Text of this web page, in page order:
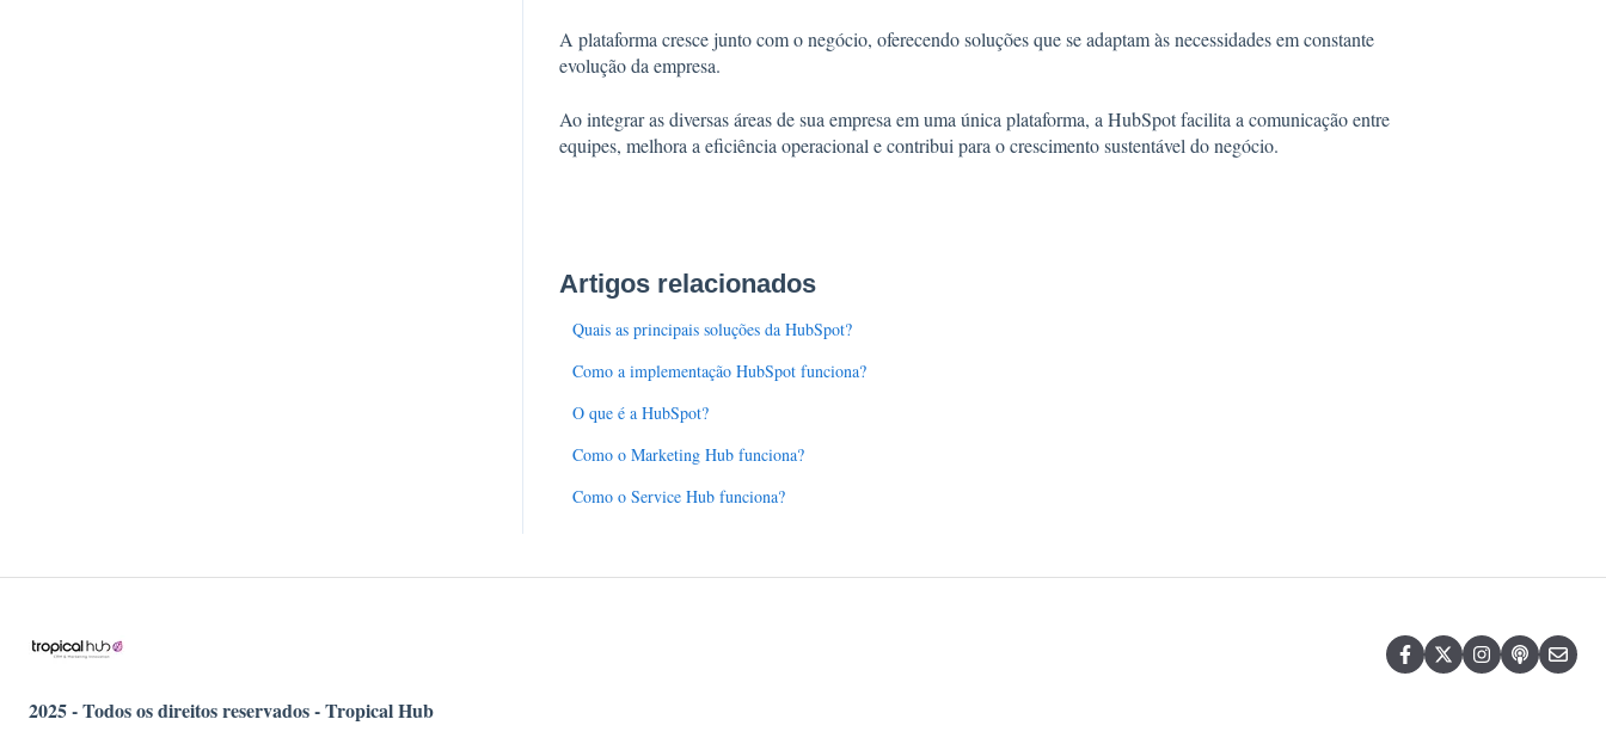
A plataforma cresce junto com o negócio, oferecendo soluções que se adaptam às necessidades em constante
evolução da empresa.
Ao integrar as diversas áreas de sua empresa em uma única plataforma, a HubSpot facilita a comunicação entre
equipes, melhora a eficiência operacional e contribui para o crescimento sustentável do negócio.
Artigos relacionados
Quais as principais soluções da HubSpot?
Como a implementação HubSpot funciona?
O que é a HubSpot?
Como o Marketing Hub funciona?
Como o Service Hub funciona?
2025 - Todos os direitos reservados - Tropical Hub